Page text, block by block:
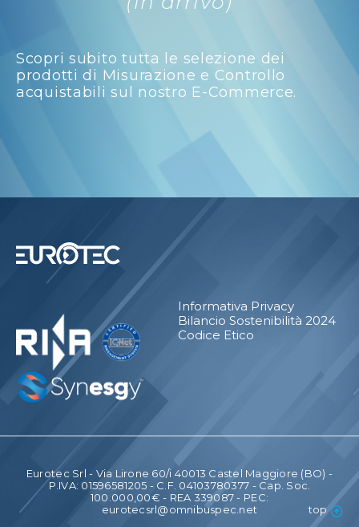
Scopri subito tutta le selezione dei
prodotti di Misurazione e Controllo
acquistabili sul nostro E-Commerce.
Informativa Privacy
Bilancio Sostenibilità 2024
Codice Etico
Eurotec Srl - Via Lirone 60/i 40013 Castel Maggiore (BO) -
P.IVA: 01596581205 - C.F. 04103780377 - Cap. Soc.
100.000,00€ - REA 339087 - PEC:
eurotecsrl@omnibuspec.net
top